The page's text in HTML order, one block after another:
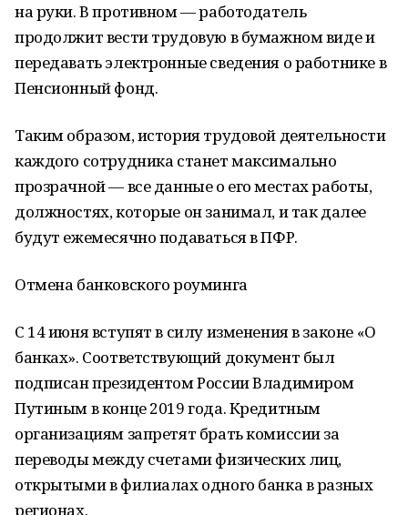
на руки. В противном — работодатель
продолжит вести трудовую в бумажном виде и
передавать электронные сведения о работнике в
Пенсионный фонд.
Таким образом, история трудовой деятельности
каждого сотрудника станет максимально
прозрачной — все данные о его местах работы,
должностях, которые он занимал, и так далее
будут ежемесячно подаваться в ПФР.
Отмена банковского роуминга
С 14 июня вступят в силу изменения в законе «О
банках». Соответствующий документ был
подписан президентом России Владимиром
Путиным в конце 2019 года. Кредитным
организациям запретят брать комиссии за
переводы между счетами физических лиц,
открытыми в филиалах одного банка в разных
регионах.